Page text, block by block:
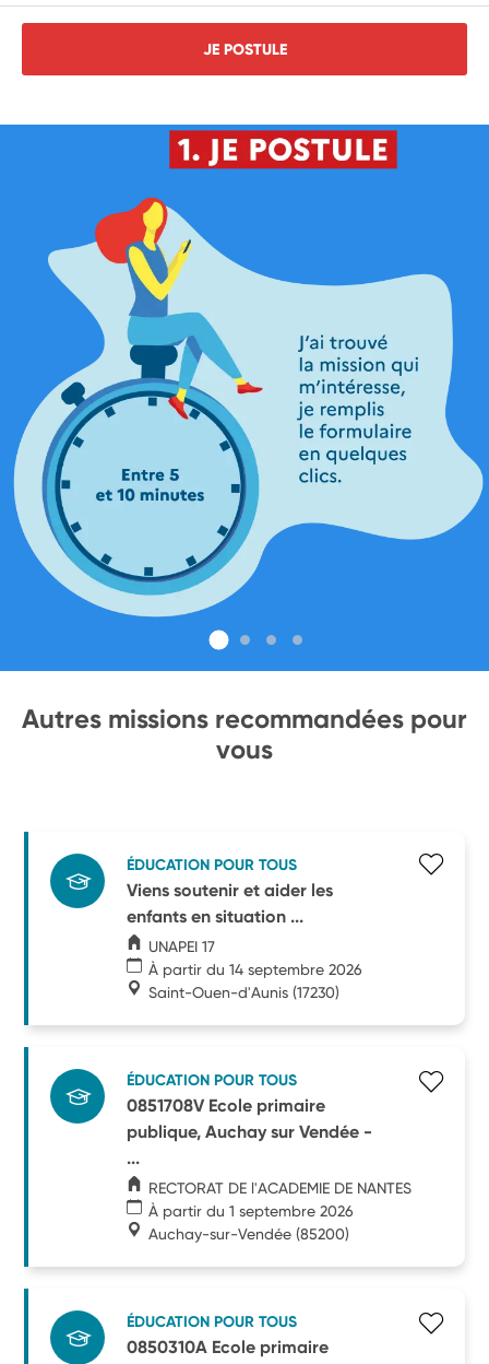
JE POSTULE
Autres missions recommandées pour
vous
ÉDUCATION POUR TOUS
Viens soutenir et aider les
enfants en situation ...
UNAPEI 17
À partir du 14 septembre 2026
Saint-Ouen-d'Aunis (17230)
ÉDUCATION POUR TOUS
0851708V Ecole primaire
publique, Auchay sur Vendée -
...
RECTORAT DE l'ACADEMIE DE NANTES
À partir du 1 septembre 2026
Auchay-sur-Vendée (85200)
ÉDUCATION POUR TOUS
0850310A Ecole primaire